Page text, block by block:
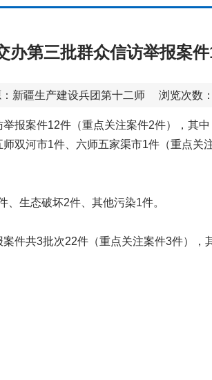
办第三批群众信访举报案
疆生产建设兵团第十二师 浏览次数：
报案件12件（重点关注案件2件），其
双河市1件、六师五家渠市1件（重点关
生态破坏2件、其他污染1件。
件共3批次22件（重点关注案件3件），